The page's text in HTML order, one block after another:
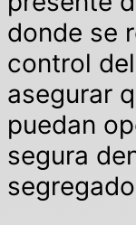
donde se
control
asegurar
puedan
segura